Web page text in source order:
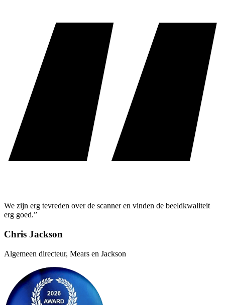
We zijn erg tevreden over de scanner en vinden de beeldkwaliteit
erg goed.”
Chris Jackson
Algemeen directeur, Mears en Jackson